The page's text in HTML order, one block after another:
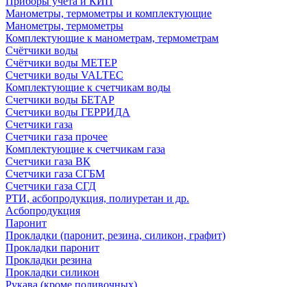
Манометры, термометры и комплектующие
Манометры, термометры
Комплектующие к манометрам, термометрам
Счётчики воды
Счётчики воды МЕТЕР
Счетчики воды VALTEC
Комплектующие к счетчикам воды
Счетчики воды БЕТАР
Счетчики воды ГЕРРИДА
Счетчики газа
Счетчики газа прочее
Комплектующие к счетчикам газа
Счетчики газа ВК
Счетчики газа СГБМ
Счетчики газа СГД
РТИ, асбопродукция, полиуретан и др.
Асбопродукция
Паронит
Прокладки (паронит, резина, силикон, графит)
Прокладки паронит
Прокладки резина
Прокладки силикон
Рукава (кроме поливочных)